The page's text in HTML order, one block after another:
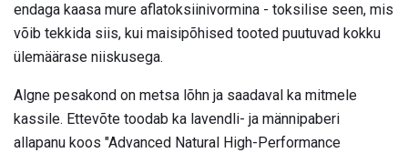
endaga kaasa mure aflatoksiinivormina - toksilise seen, mis
võib tekkida siis, kui maisipõhised tooted puutuvad kokku
ülemäärase niiskusega.
Algne pesakond on metsa lõhn ja saadaval ka mitmele
kassile. Ettevõte toodab ka lavendli- ja männipaberi
allapanu koos "Advanced Natural High-Performance